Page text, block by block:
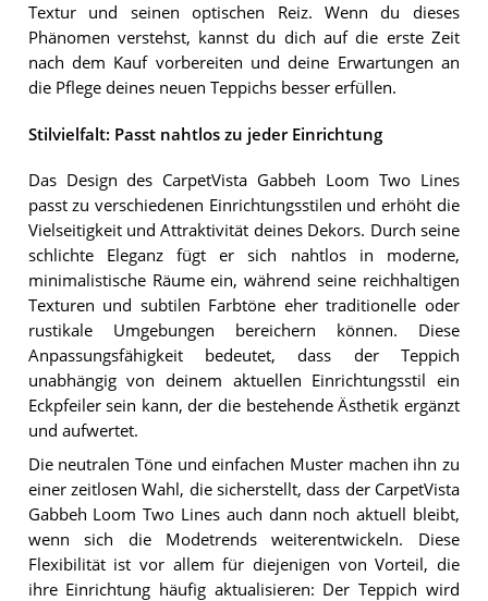
Textur und seinen optischen Reiz. Wenn du dieses
Phänomen verstehst, kannst du dich auf die erste Zeit
nach dem Kauf vorbereiten und deine Erwartungen an
die Pflege deines neuen Teppichs besser erfüllen.
Stilvielfalt: Passt nahtlos zu jeder Einrichtung
Das Design des CarpetVista Gabbeh Loom Two Lines
passt zu verschiedenen Einrichtungsstilen und erhöht die
Vielseitigkeit und Attraktivität deines Dekors. Durch seine
schlichte Eleganz fügt er sich nahtlos in moderne,
minimalistische Räume ein, während seine reichhaltigen
Texturen und subtilen Farbtöne eher traditionelle oder
rustikale Umgebungen bereichern können. Diese
Anpassungsfähigkeit bedeutet, dass der Teppich
unabhängig von deinem aktuellen Einrichtungsstil ein
Eckpfeiler sein kann, der die bestehende Ästhetik ergänzt
und aufwertet.
Die neutralen Töne und einfachen Muster machen ihn zu
einer zeitlosen Wahl, die sicherstellt, dass der CarpetVista
Gabbeh Loom Two Lines auch dann noch aktuell bleibt,
wenn sich die Modetrends weiterentwickeln. Diese
Flexibilität ist vor allem für diejenigen von Vorteil, die
ihre Einrichtung häufig aktualisieren: Der Teppich wird